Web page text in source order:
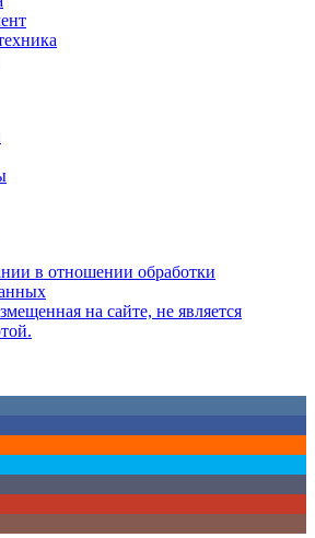
в отношении обработки
на сайте, не является